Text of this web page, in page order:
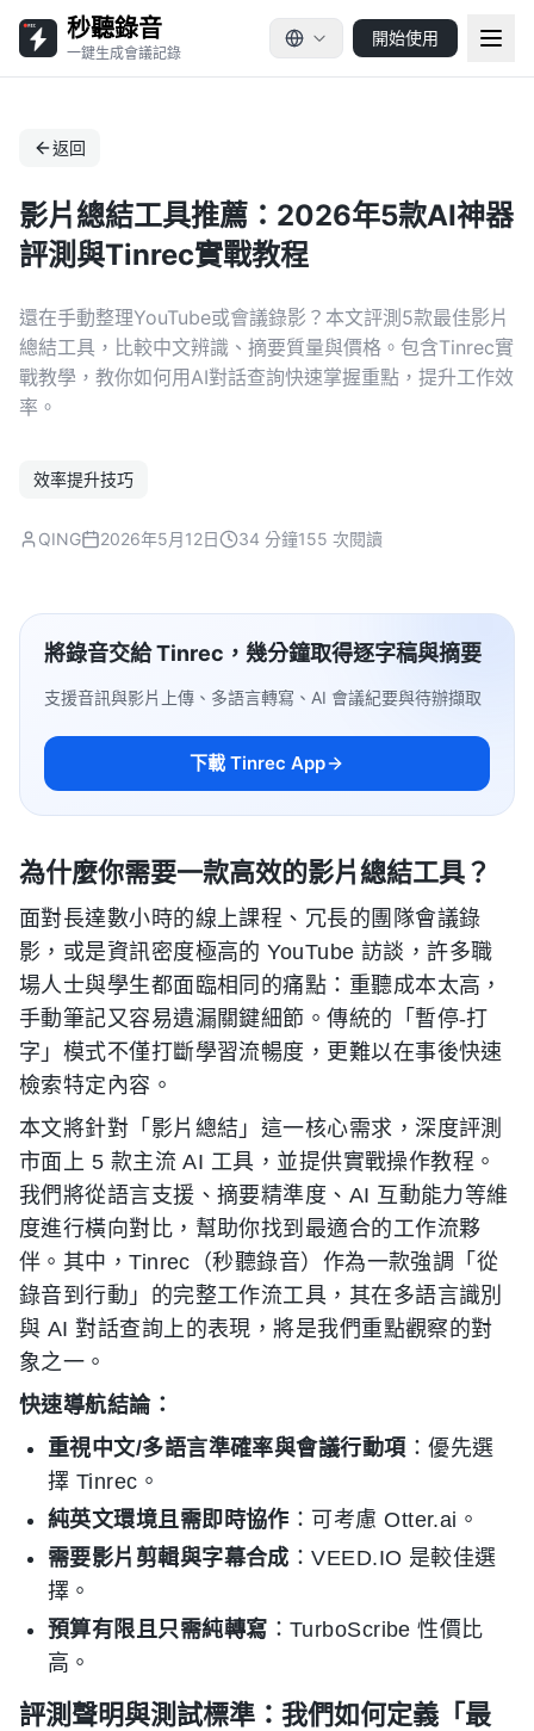
秒聽錄音
一鍵生成會議記錄
開始使用
返回
影片總結工具推薦：2026年5款AI神器
評測與Tinrec實戰教程
還在手動整理YouTube或會議錄影？本文評測5款最佳影片
總結工具，比較中文辨識、摘要質量與價格。包含Tinrec實
戰教學，教你如何用AI對話查詢快速掌握重點，提升工作效
率。
效率提升技巧
QING 2026年5月12日 34 分鐘155 次閱讀
將錄音交給 Tinrec，幾分鐘取得逐字稿與摘要
支援音訊與影片上傳、多語言轉寫、AI 會議紀要與待辦擷取
下載 Tinrec App
為什麼你需要一款高效的影片總結工具？
面對長達數小時的線上課程、冗長的團隊會議錄
影，或是資訊密度極高的 YouTube 訪談，許多職
場人士與學生都面臨相同的痛點：重聽成本太高，
手動筆記又容易遺漏關鍵細節。傳統的「暫停-打
字」模式不僅打斷學習流暢度，更難以在事後快速
檢索特定內容。
本文將針對「影片總結」這一核心需求，深度評測
市面上 5 款主流 AI 工具，並提供實戰操作教程。
我們將從語言支援、摘要精準度、AI 互動能力等維
度進行橫向對比，幫助你找到最適合的工作流夥
伴。其中，Tinrec（秒聽錄音）作為一款強調「從
錄音到行動」的完整工作流工具，其在多語言識別
與 AI 對話查詢上的表現，將是我們重點觀察的對
象之一。
快速導航結論：
重視中文/多語言準確率與會議行動項 ：優先選
擇 Tinrec。
純英文環境且需即時協作 ：可考慮 Otter.ai。
需要影片剪輯與字幕合成 ：VEED.IO 是較佳選
擇。
預算有限且只需純轉寫 ：TurboScribe 性價比
高。
評測聲明與測試標準：我們如何定義「最